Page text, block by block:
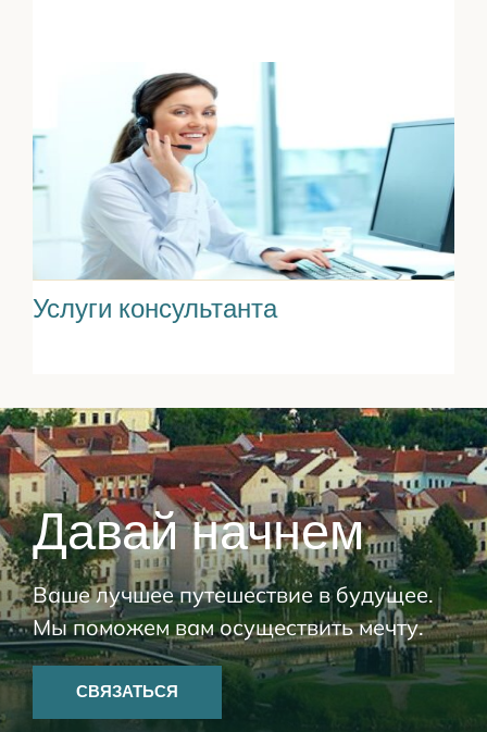
Услуги консультанта
Давай начнем
Ваше лучшее путешествие в будущее.
Мы поможем вам осуществить мечту.
СВЯЗАТЬСЯ